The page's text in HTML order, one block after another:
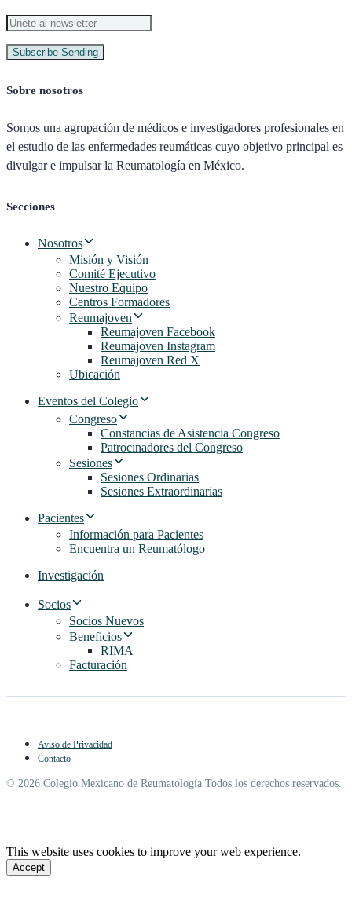
Subscribe Sending
Sobre nosotros
Somos una agrupación de médicos e investigadores profesionales en
el estudio de las enfermedades reumáticas cuyo objetivo principal es
divulgar e impulsar la Reumatología en México.
Secciones
Nosotros
Misión y Visión
Comité Ejecutivo
Nuestro Equipo
Centros Formadores
Reumajoven
Reumajoven Facebook
Reumajoven Instagram
Reumajoven Red X
Ubicación
Eventos del Colegio
Congreso
Constancias de Asistencia Congreso
Patrocinadores del Congreso
Sesiones
Sesiones Ordinarias
Sesiones Extraordinarias
Pacientes
Información para Pacientes
Encuentra un Reumatólogo
Investigación
Socios
Socios Nuevos
Beneficios
RIMA
Facturación
Aviso de Privacidad
Contacto
© 2026 Colegio Mexicano de Reumatología Todos los derechos reservados.
This website uses cookies to improve your web experience.
Accept